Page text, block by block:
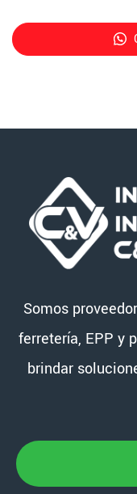
Somos
ferretería, EPP y
brindar